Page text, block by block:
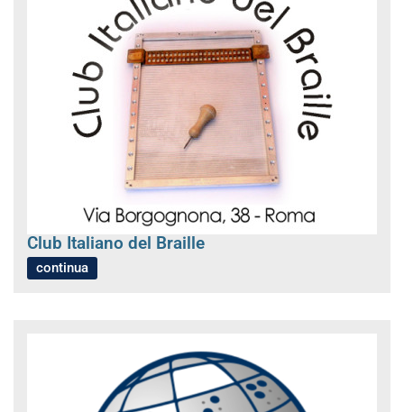
Club Italiano del Braille
continua